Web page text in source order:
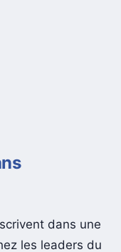
dans une
les leaders du